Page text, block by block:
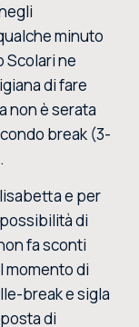
minuto
Scolari ne
di fare
non è serata
break (3-
e per
di
fa sconti
momento di
break e sigla
di